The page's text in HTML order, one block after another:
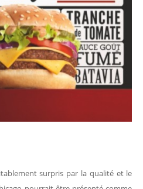
surpris par la qualité et le